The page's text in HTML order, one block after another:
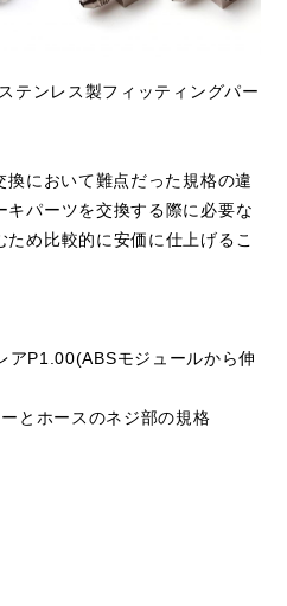
テンレス製フィッティングパー
において難点だった規格の違
キパーツを交換する際に必要な
め比較的に安価に仕上げるこ
P1.00(ABSモジュールから伸
とホースのネジ部の規格